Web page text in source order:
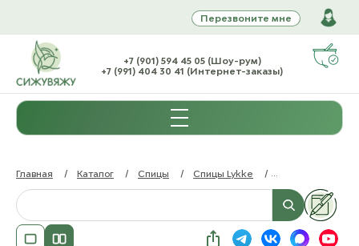
Перезвоните мне
+7 (901) 594 45 05 (Шоу-рум)
+7 (991) 404 30 41 (Интернет-заказы)
Главная / Каталог / Спицы / Спицы Lykke /